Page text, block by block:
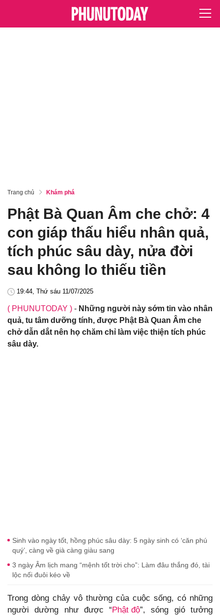
Trang chủ Khám phá
Phật Bà Quan Âm che chở: 4
con giáp thấu hiểu nhân quả,
tích phúc sâu dày, nửa đời
sau không lo thiếu tiền
19:44, Thứ sáu 11/07/2025
( PHUNUTODAY ) - Những người này sớm tin vào nhân
quả, tu tâm dưỡng tính, được Phật Bà Quan Âm che
chở dẫn dắt nên họ chăm chỉ làm việc thiện tích phúc
sâu dày.
Sinh vào ngày tốt, hồng phúc sâu dày: 5 ngày sinh có ‘căn phú
quý’, càng về già càng giàu sang
3 ngày Âm lịch mang “mệnh tốt trời cho”: Làm đâu thắng đó, tài
lộc nối đuôi kéo về
Trong dòng chảy vô thường của cuộc sống, có những
người dường như được “Phật độ”, sóng gió tưởng